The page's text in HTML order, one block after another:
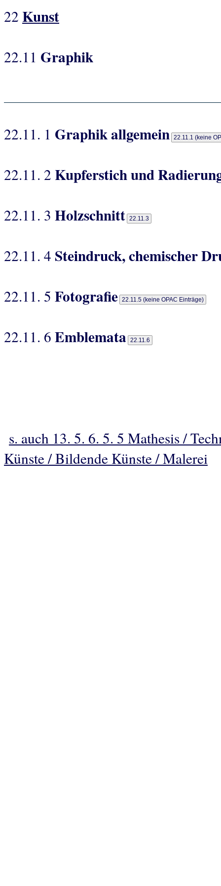
22 Kunst
22.11 Graphik
22.11. 1 Graphik allgemein 22.11.1 (keine
22.11. 2 Kupferstich und
22.11. 3 Holzschnitt 22.11.3
22.11. 4 Steindruck, chemischer
22.11. 5 Fotografie 22.11.5 (keine OPAC Einträge)
22.11. 6 Emblemata 22.11.6
s. auch 13. 5. 6. 5. 5 Mathesis /
Künste / Bildende Künste / Malerei